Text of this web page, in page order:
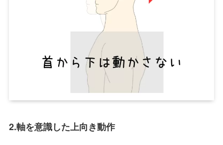
2.軸を意識した上向き動作